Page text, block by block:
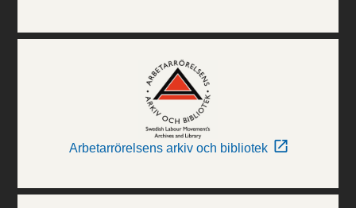
Arbetarrörelsens arkiv och bibliotek